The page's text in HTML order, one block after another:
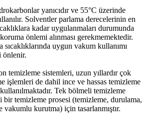
yanıcıdır ve 55°C üzerinde
Solventler parlama derecelerinin en
kadar uygulanmaları durumunda
önlemi alınması gerekmemektedir.
uygun vakum kullanımı
önlenir.
temizleme sistemleri, uzun yıllardır çok
işlemleri de dahil ince ve hassas temizleme
Tek bölmeli temizleme
bir temizleme prosesi (temizleme, durulama,
vakumlu kurutma) için tasarlanmıştır.